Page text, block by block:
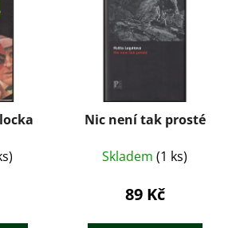
Nic není tak prosté
Skladem (1 ks)
89 Kč